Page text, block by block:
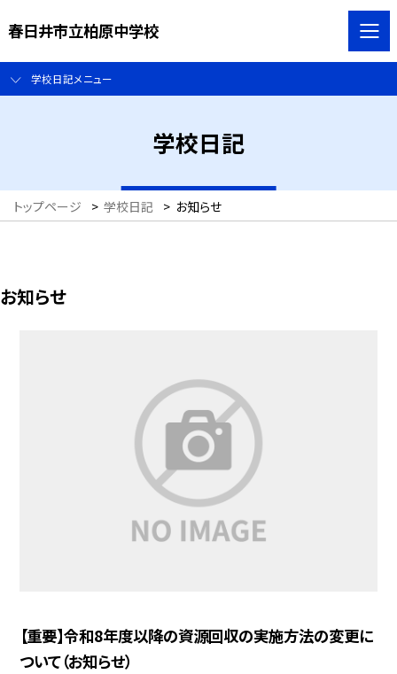
春日井市立柏原中学校
学校日記メニュー
学校日記
トップページ > 学校日記 > お知らせ
お知らせ
【重要】令和8年度以降の資源回収の実施方法の変更に
ついて（お知らせ）